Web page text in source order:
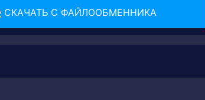
СКАЧАТЬ С ФАЙЛООБМЕННИКА